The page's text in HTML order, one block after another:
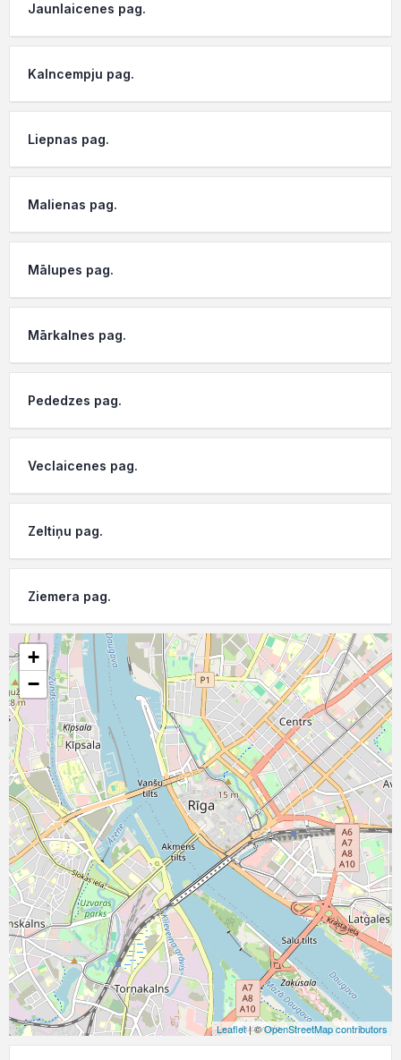
Jaunlaicenes pag.
Kalncempju pag.
Liepnas pag.
Malienas pag.
Mālupes pag.
Mārkalnes pag.
Pededzes pag.
Veclaicenes pag.
Zeltiņu pag.
Ziemera pag.
+
−
Leaflet| ©OpenStreetMap contributors